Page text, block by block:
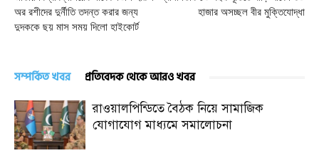
অর রশীদের দুর্নীতি তদন্ত করার জন্য
দুদককে ছয় মাস সময় দিলো হাইকোর্ট
হাজার অসচ্ছল বীর মুক্তিযোদ্ধা
সম্পর্কিত খবর প্রতিবেদক থেকে আরও খবর
রাওয়ালপিন্ডিতে বৈঠক নিয়ে সামাজিক
যোগাযোগ মাধ্যমে সমালোচনা